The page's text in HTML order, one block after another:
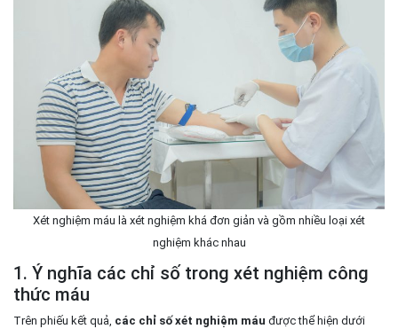
Xét nghiệm máu là xét nghiệm khá đơn giản và gồm nhiều loại xét
nghiệm khác nhau
1. Ý nghĩa các chỉ số trong xét nghiệm công
thức máu
Trên phiếu kết quả, các chỉ số xét nghiệm máu được thể hiện dưới